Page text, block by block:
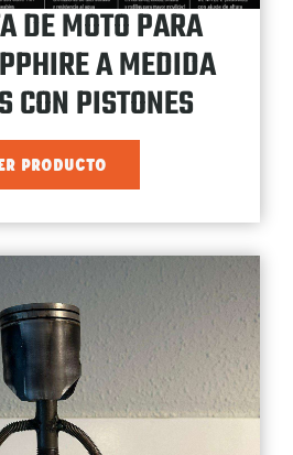
DE MOTO PARA
A MEDIDA
CON PISTONES
PRODUCTO